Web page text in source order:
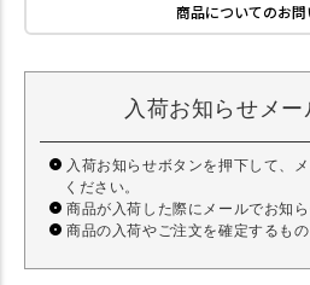
商品についてのお
入荷お知らせメー
入荷お知らせボタンを押下して、
ください。
商品が入荷した際にメールでお知ら
商品の入荷やご注文を確定するもの